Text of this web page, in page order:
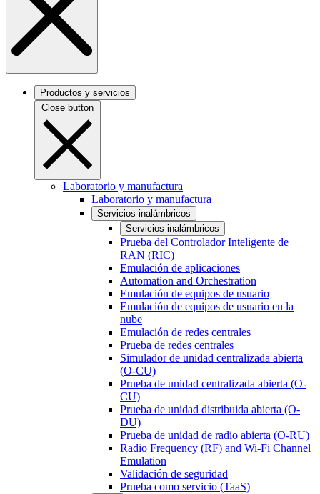
Productos y servicios
Close button
Laboratorio y manufactura
Laboratorio y manufactura
Servicios inalámbricos
Servicios inalámbricos
Prueba del Controlador Inteligente de
RAN (RIC)
Emulación de aplicaciones
Automation and Orchestration
Emulación de equipos de usuario
Emulación de equipos de usuario en la
nube
Emulación de redes centrales
Prueba de redes centrales
Simulador de unidad centralizada abierta
(O-CU)
Prueba de unidad centralizada abierta (O-
CU)
Prueba de unidad distribuida abierta (O-
DU)
Prueba de unidad de radio abierta (O-RU)
Radio Frequency (RF) and Wi-Fi Channel
Emulation
Validación de seguridad
Prueba como servicio (TaaS)